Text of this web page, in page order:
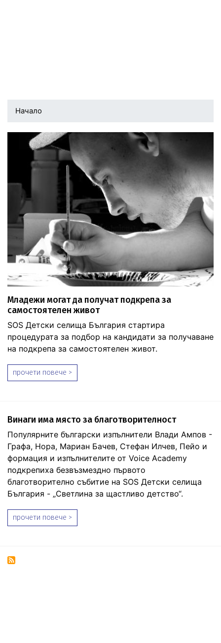
Начало
Младежи могат да получат подкрепа за
самостоятелен живот
SOS Детски селища България стартира
процедурата за подбор на кандидати за получаване
на подкрепа за самостоятелен живот.
прочети повече >
Винаги има място за благотворителност
Популярните български изпълнители Влади Ампов -
Графа, Нора, Мариан Бачев, Стефан Илчев, Пейо и
формация и изпълнителите от Voice Academy
подкрепиха безвъзмездно първото
благотворително събитие на SOS Детски селища
България - „Светлина за щастливо детство“.
прочети повече >